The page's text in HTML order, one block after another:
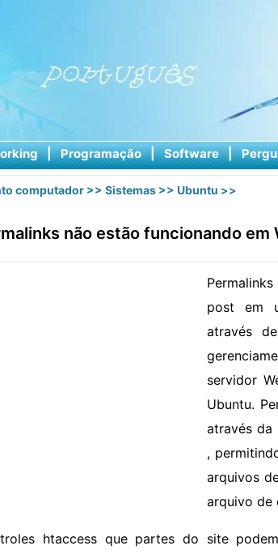
| Programação | Software |
computador >> Sistemas >> Ubuntu >>
não estão funcionando em
post em
através
servidor
Ubuntu.
através da
,
arquivos
arquivo de
htaccess que partes do site